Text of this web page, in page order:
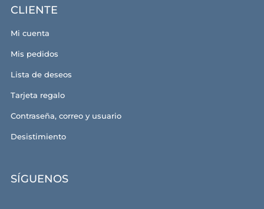
CLIENTE
Mi cuenta
Mis pedidos
Lista de deseos
Tarjeta regalo
Contraseña, correo y usuario
Desistimiento
SÍGUENOS